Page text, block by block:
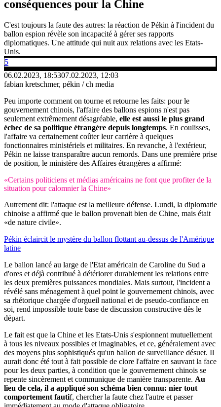
conséquences pour la Chine
C'est toujours la faute des autres: la réaction de Pékin à l'incident du
ballon espion révèle son incapacité à gérer ses rapports
diplomatiques. Une attitude qui nuit aux relations avec les Etats-
Unis.
5
06.02.2023, 18:5307.02.2023, 12:03
fabian kretschmer, pékin / ch media
Peu importe comment on tourne et retourne les faits: pour le
gouvernement chinois, l'affaire des ballons espions n'est pas
seulement extrêmement désagréable, elle est aussi le plus grand
échec de sa politique étrangère depuis longtemps. En coulisses,
l'affaire va certainement coûter leur carrière à quelques
fonctionnaires ministériels et militaires. En revanche, à l'extérieur,
Pékin ne laisse transparaître aucun remords. Dans une première prise
de position, le ministère des Affaires étrangères a affirmé:
«Certains politiciens et médias américains ne font que profiter de la
situation pour calomnier la Chine»
Autrement dit: l'attaque est la meilleure défense. Lundi, la diplomatie
chinoise a affirmé que le ballon provenait bien de Chine, mais était
«de nature civile».
Pékin éclaircit le mystère du ballon flottant au-dessus de l'Amérique
latine
Le ballon lancé au large de l'Etat américain de Caroline du Sud a
d'ores et déjà contribué à détériorer durablement les relations entre
les deux premières puissances mondiales. Mais surtout, l'incident a
révélé sans ménagement à quel point le gouvernement chinois, avec
sa rhétorique chargée d'orgueil national et de pseudo-confiance en
soi, rend impossible toute base de discussion constructive dès le
départ.
Le fait est que la Chine et les Etats-Unis s'espionnent mutuellement
à tous les niveaux possibles et imaginables, et ce, généralement avec
des moyens plus sophistiqués qu'un ballon de surveillance désuet. Il
aurait donc été tout à fait possible de clore l'affaire en sauvant la face
pour les deux parties, à condition que le gouvernement chinois se
repente sincèrement et communique de manière transparente. Au
lieu de cela, il a appliqué son schéma bien connu: nier tout
comportement fautif, chercher la faute chez l'autre et passer